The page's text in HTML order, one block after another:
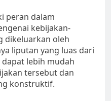
peran dalam
kebijakan-
dikeluarkan oleh
liputan yang luas dari
lebih mudah
tersebut dan
konstruktif.